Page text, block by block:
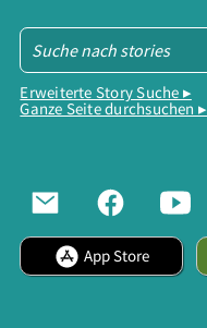
Erweiterte Story Suche ▸
Ganze Seite durchsuchen ▸
App Store